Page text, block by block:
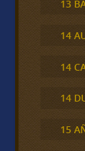
13
14
14
14
15